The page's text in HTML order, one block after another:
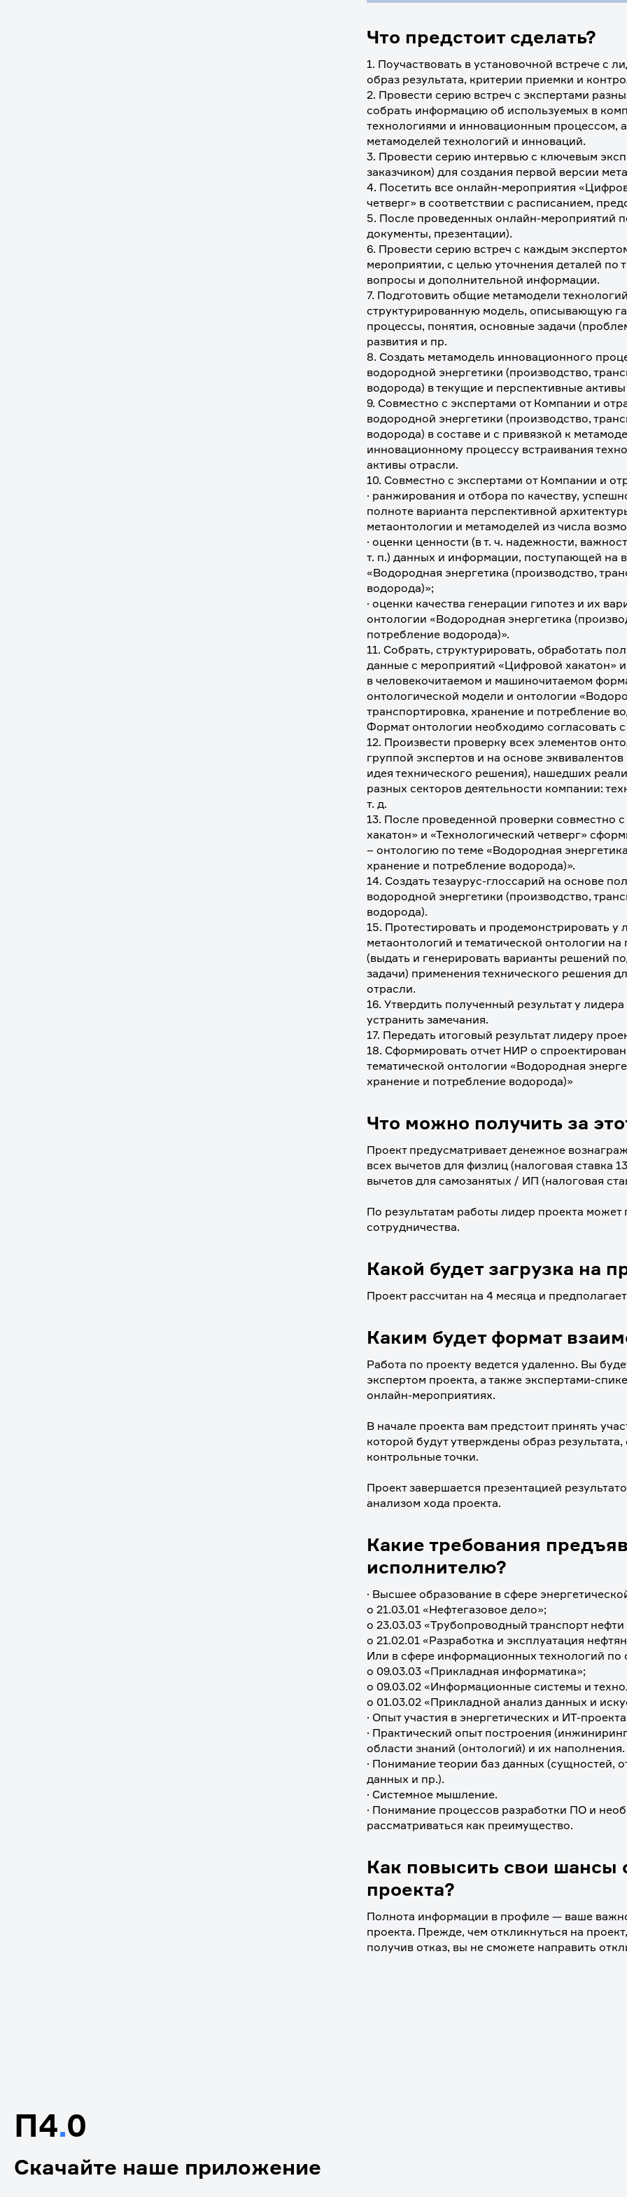
Что предстоит сделать?
1. Поучаствовать в установочной встрече с
образ результата, критерии приемки и
2. Провести серию встреч с экспертами
собрать информацию об используемых в
технологиями и инновационным процессом,
метамоделей технологий и инноваций.
3. Провести серию интервью с ключевым
заказчиком) для создания первой версии
4. Посетить все онлайн-мероприятия
четверг» в соответствии с расписанием,
5. После проведенных онлайн-мероприятий
документы, презентации).
6. Провести серию встреч с каждым
мероприятии, с целью уточнения деталей по
вопросы и дополнительной информации.
7. Подготовить общие метамодели
структурированную модель, описывающую
процессы, понятия, основные задачи
развития и пр.
8. Создать метамодель инновационного
водородной энергетики (производство,
водорода) в текущие и перспективные
9. Совместно с экспертами от Компании и
водородной энергетики (производство,
водорода) в составе и с привязкой к
инновационному процессу встраивания
активы отрасли.
10. Совместно с экспертами от Компании и
· ранжирования и отбора по качеству,
полноте варианта перспективной
метаонтологии и метамоделей из числа
· оценки ценности (в т. ч. надежности,
т. п.) данных и информации, поступающей на
«Водородная энергетика (производство,
водорода)»;
· оценки качества генерации гипотез и их
онтологии «Водородная энергетика
потребление водорода)».
11. Собрать, структурировать, обработать
данные с мероприятий «Цифровой хакатон»
в человекочитаемом и машиночитаемом
онтологической модели и онтологии
транспортировка, хранение и потребление
Формат онтологии необходимо согласовать
12. Произвести проверку всех элементов
группой экспертов и на основе
идея технического решения), нашедших
разных секторов деятельности компании:
т. д.
13. После проведенной проверки
хакатон» и «Технологический четверг»
– онтологию по теме «Водородная
хранение и потребление водорода)».
14. Создать тезаурус-глоссарий на основе
водородной энергетики (производство,
водорода).
15. Протестировать и продемонстрировать у
метаонтологий и тематической онтологии
(выдать и генерировать варианты решений
задачи) применения технического решения
отрасли.
16. Утвердить полученный результат у
устранить замечания.
17. Передать итоговый результат лидеру
18. Сформировать отчет НИР о
тематической онтологии «Водородная
хранение и потребление водорода)»
Что можно получить за
Проект предусматривает денежное
всех вычетов для физлиц (налоговая ставка
вычетов для самозанятых / ИП (налоговая
По результатам работы лидер проекта
сотрудничества.
Какой будет загрузка на
Проект рассчитан на 4 месяца и
Каким будет формат
Работа по проекту ведется удаленно. Вы
экспертом проекта, а также экспертами-
онлайн-мероприятиях.
В начале проекта вам предстоит принять
которой будут утверждены образ
контрольные точки.
Проект завершается презентацией
анализом хода проекта.
Какие требования
исполнителю?
· Высшее образование в сфере
o 21.03.01 «Нефтегазовое дело»;
o 23.03.03 «Трубопроводный транспорт нефти
o 21.02.01 «Разработка и эксплуатация
Или в сфере информационных технологий по
o 09.03.03 «Прикладная информатика»;
o 09.03.02 «Информационные системы и
o 01.03.02 «Прикладной анализ данных и
· Опыт участия в энергетических и ИТ-
· Практический опыт построения
области знаний (онтологий) и их наполнения.
· Понимание теории баз данных (сущностей,
данных и пр.).
· Системное мышление.
· Понимание процессов разработки ПО и
рассматриваться как преимущество.
Как повысить свои шансы
проекта?
Полнота информации в профиле — ваше
проекта. Прежде, чем откликнуться на
получив отказ, вы не сможете направить
П4.0
Скачайте наше приложение